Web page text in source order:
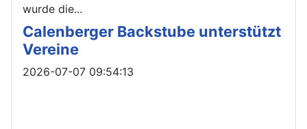
wurde die...
Calenberger Backstube unterstützt
Vereine
Details
2026-07-07 09:54:13